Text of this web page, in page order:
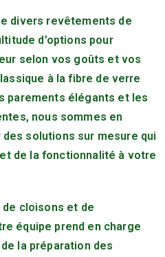
divers revêtements de
d’options pour
selon vos goûts et vos
à la fibre de verre
parements élégants et les
nous sommes en
solutions sur mesure qui
de la fonctionnalité à votre
de cloisons et de
équipe prend en charge
la préparation des